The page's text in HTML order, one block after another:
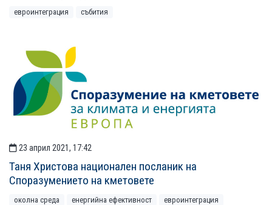
евроинтеграция събития
23 април 2021, 17:42
Таня Христова национален посланик на
Споразумението на кметовете
околна среда енергийна ефективност евроинтеграция